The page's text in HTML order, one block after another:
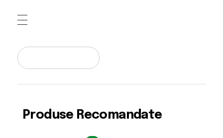
Pomi fructiferi , Vita de Vie si Arbusti Fructiferi
Produse Recomandate